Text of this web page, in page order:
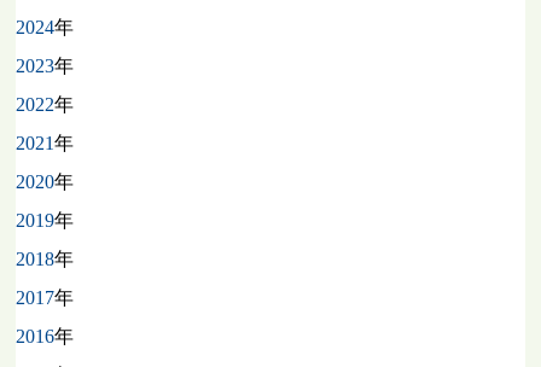
2024年
2023年
2022年
2021年
2020年
2019年
2018年
2017年
2016年